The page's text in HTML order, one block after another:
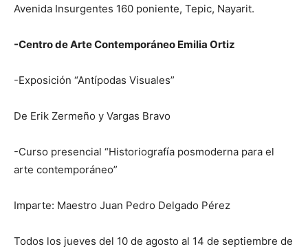
Avenida Insurgentes 160 poniente, Tepic, Nayarit.
-Centro de Arte Contemporáneo Emilia Ortiz
-Exposición “Antípodas Visuales”
De Erik Zermeño y Vargas Bravo
-Curso presencial “Historiografía posmoderna para el
arte contemporáneo”
Imparte: Maestro Juan Pedro Delgado Pérez
Todos los jueves del 10 de agosto al 14 de septiembre de